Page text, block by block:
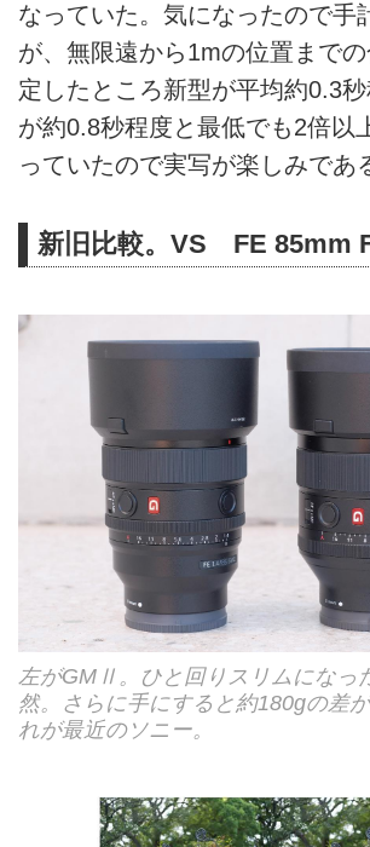
なっていた。気になったので手
が、無限遠から1mの位置まで
定したところ新型が平均約0.3
が約0.8秒程度と最低でも2倍以
っていたので実写が楽しみであ
新旧比較。VS FE 85mm
左がGMⅡ。ひと回りスリムになっ
然。さらに手にすると約180gの差
れが最近のソニー。